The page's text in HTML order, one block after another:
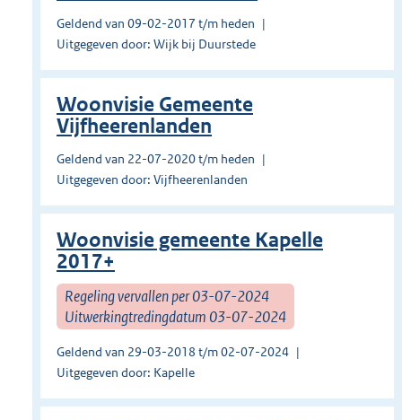
Geldend van 09-02-2017 t/m heden
Uitgegeven door: Wijk bij Duurstede
Woonvisie Gemeente
Vijfheerenlanden
Geldend van 22-07-2020 t/m heden
Uitgegeven door: Vijfheerenlanden
Woonvisie gemeente Kapelle
2017+
Regeling vervallen per 03-07-2024
Uitwerkingtredingdatum 03-07-2024
Geldend van 29-03-2018 t/m 02-07-2024
Uitgegeven door: Kapelle